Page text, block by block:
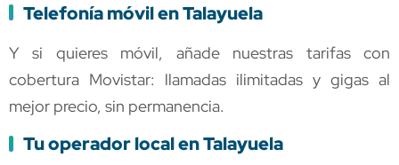
Telefonía móvil en Talayuela
Y si quieres móvil, añade nuestras tarifas con
cobertura Movistar: llamadas ilimitadas y gigas al
mejor precio, sin permanencia.
Tu operador local en Talayuela